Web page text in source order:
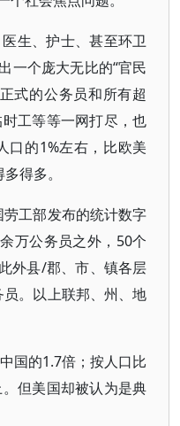
生、护士、甚至环卫
一个庞大无比的“官民
式的公务员和所有超
工等等一网打尽，也
口的1%左右，比欧美
得多。
工部发布的统计数字
万公务员之外，50个
外县/郡、市、镇各层
。以上联邦、州、地
国的1.7倍；按人口比
但美国却被认为是典